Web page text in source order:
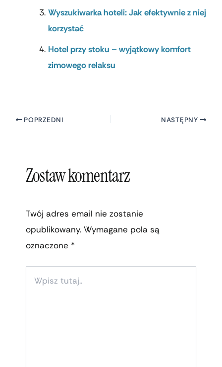
Wyszukiwarka hoteli: Jak efektywnie z niej
korzystać
Hotel przy stoku – wyjątkowy komfort
zimowego relaksu
POPRZEDNI NASTĘPNY
Zostaw komentarz
Twój adres email nie zostanie
opublikowany. Wymagane pola są
oznaczone *
TUTAJ..